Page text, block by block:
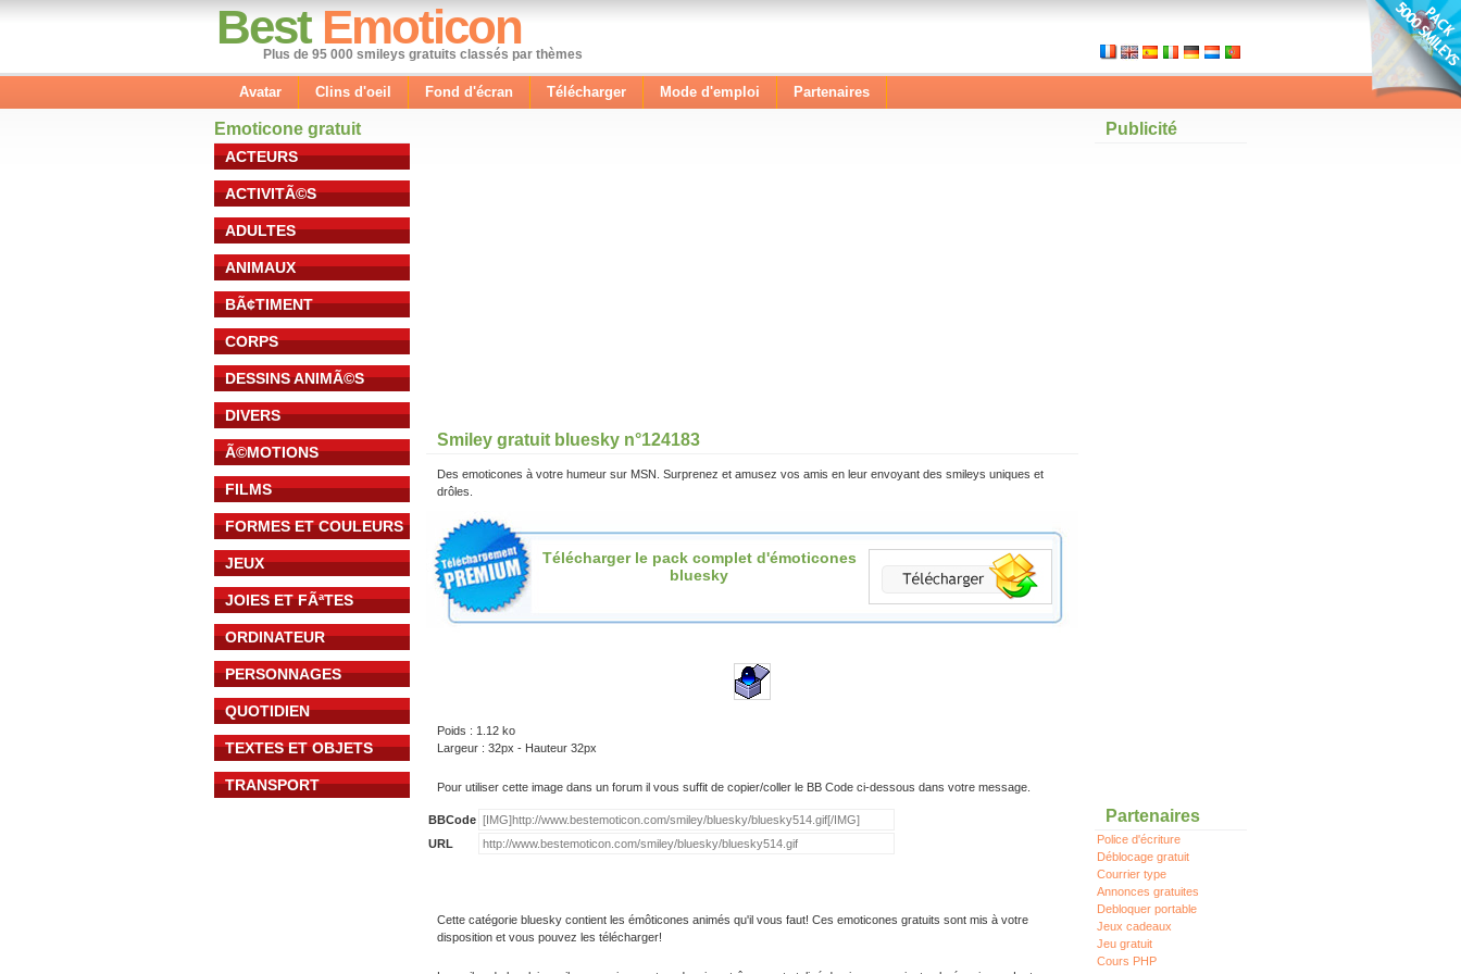
Best Emoticon
Plus de 95 000 smileys gratuits classés par thèmes
Avatar Clins d'oeil Fond d'écran Télécharger Mode d'emploi Partenaires
Emoticone gratuit
ACTEURS
ACTIVITÃ©S
ADULTES
ANIMAUX
BÃ¢TIMENT
CORPS
DESSINS ANIMÃ©S
DIVERS
Ã©MOTIONS
FILMS
FORMES ET COULEURS
JEUX
JOIES ET FÃªTES
ORDINATEUR
PERSONNAGES
QUOTIDIEN
TEXTES ET OBJETS
TRANSPORT
Smiley gratuit bluesky n°124183
Des emoticones à votre humeur sur MSN. Surprenez et amusez vos amis en leur envoyant des smileys uniques et
drôles.
Télécharger le pack complet d'émoticones
bluesky
Poids : 1.12 ko
Largeur : 32px - Hauteur 32px
Pour utiliser cette image dans un forum il vous suffit de copier/coller le BB Code ci-dessous dans votre message.
BBCode
URL
Cette catégorie bluesky contient les émôticones animés qu'il vous faut! Ces emoticones gratuits sont mis à votre
disposition et vous pouvez les télécharger!
Publicité
Partenaires
Police d'écriture
Déblocage gratuit
Courrier type
Annonces gratuites
Debloquer portable
Jeux cadeaux
Jeu gratuit
Cours PHP